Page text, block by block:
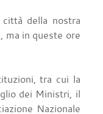
della nostra
ma in queste ore
tra cui la
dei Ministri, il
Nazionale